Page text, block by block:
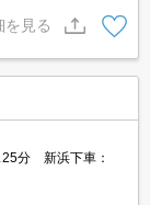
を見る
25分 新浜下車：